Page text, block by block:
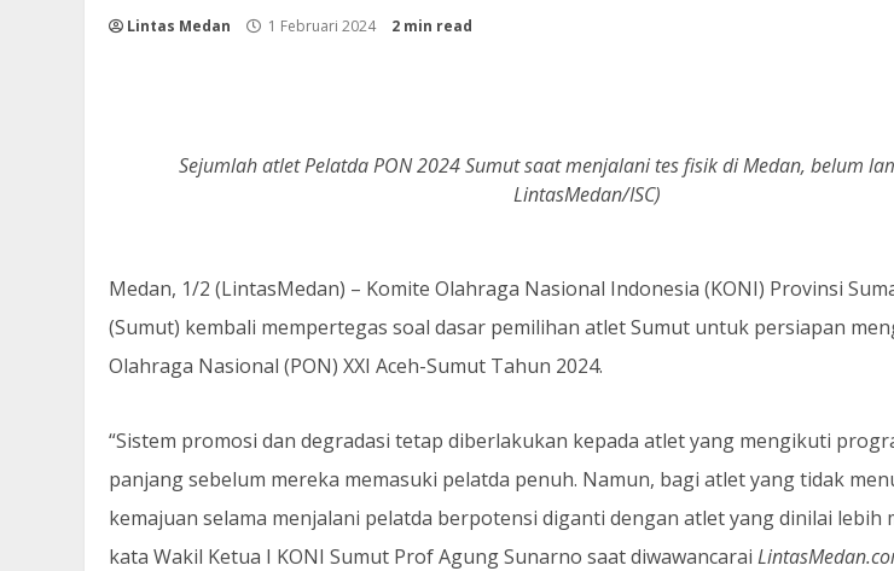
Lintas Medan 1 Februari 2024 2 min read
Sejumlah atlet Pelatda PON 2024 Sumut saat menjalani tes fisik di Medan, belum
LintasMedan/ISC)
Medan, 1/2 (LintasMedan) – Komite Olahraga Nasional Indonesia (KONI) Provinsi
(Sumut) kembali mempertegas soal dasar pemilihan atlet Sumut untuk persiapan
Olahraga Nasional (PON) XXI Aceh-Sumut Tahun 2024.
“Sistem promosi dan degradasi tetap diberlakukan kepada atlet yang mengikuti
panjang sebelum mereka memasuki pelatda penuh. Namun, bagi atlet yang tidak
kemajuan selama menjalani pelatda berpotensi diganti dengan atlet yang dinilai lebih
kata Wakil Ketua I KONI Sumut Prof Agung Sunarno saat diwawancarai